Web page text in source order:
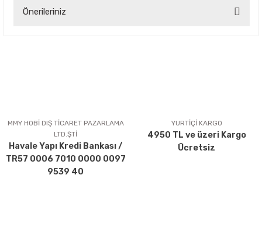
Önerileriniz
Ürün açıklamasında eksik bilgiler bulunuyor.
Ürün bilgilerinde hatalar bulunuyor.
Ürün fiyatı diğer sitelerden daha pahalı.
Bu ürüne benzer farklı alternatifler olmalı.
MMY HOBİ DIŞ TİCARET PAZARLAMA
LTD.ŞTİ
Havale Yapı Kredi Bankası /
TR57 0006 7010 0000 0097
9539 40
YURTİÇİ KARGO
4950 TL ve üzeri Kargo
Ücretsiz